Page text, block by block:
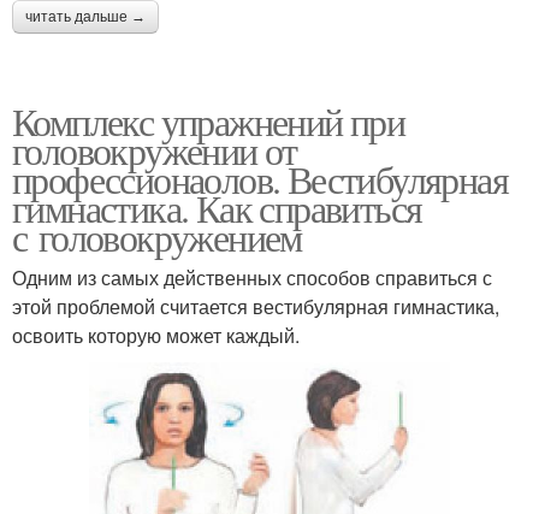
читать дальше →
Комплекс упражнений при
головокружении от
профессионаолов. Вестибулярная
гимнастика. Как справиться
с головокружением
Одним из самых действенных способов справиться с
этой проблемой считается вестибулярная гимнастика,
освоить которую может каждый.